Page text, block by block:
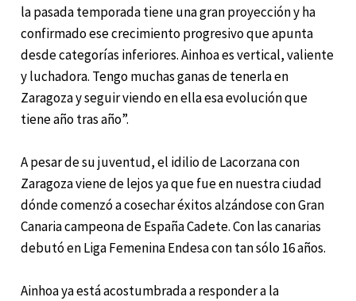
la pasada temporada tiene una gran proyección y ha
confirmado ese crecimiento progresivo que apunta
desde categorías inferiores. Ainhoa es vertical, valiente
y luchadora. Tengo muchas ganas de tenerla en
Zaragoza y seguir viendo en ella esa evolución que
tiene año tras año”.
A pesar de su juventud, el idilio de Lacorzana con
Zaragoza viene de lejos ya que fue en nuestra ciudad
dónde comenzó a cosechar éxitos alzándose con Gran
Canaria campeona de España Cadete. Con las canarias
debutó en Liga Femenina Endesa con tan sólo 16 años.
Ainhoa ya está acostumbrada a responder a la